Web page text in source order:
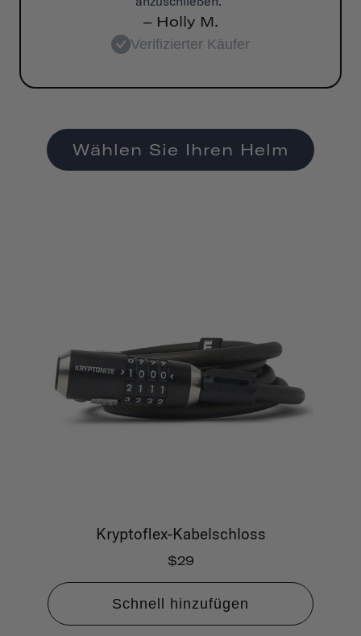
– Holly M.
Verifizierter Käufer
Wählen Sie Ihren Helm
Kryptoflex-Kabelschloss
$29
Schnell hinzufügen